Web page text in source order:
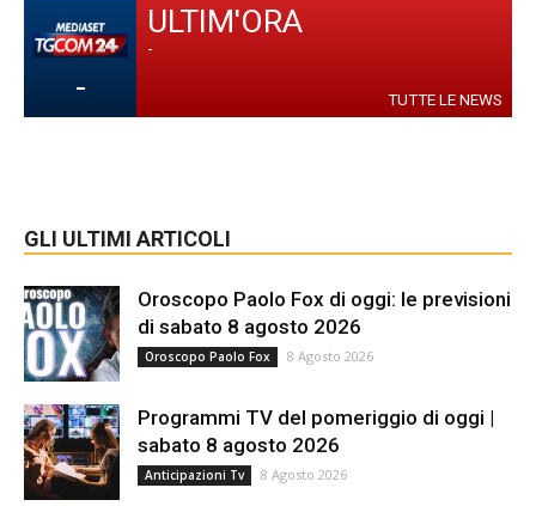
-
ULTIM'ORA
-
TUTTE LE NEWS
GLI ULTIMI ARTICOLI
Oroscopo Paolo Fox di oggi: le previsioni
di sabato 8 agosto 2026
Oroscopo Paolo Fox 8 Agosto 2026
Programmi TV del pomeriggio di oggi |
sabato 8 agosto 2026
Anticipazioni Tv 8 Agosto 2026